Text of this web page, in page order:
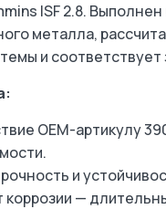
ISF 2.8. Выполнен
металла,
и
OEM-артикулу
и
коррозии —